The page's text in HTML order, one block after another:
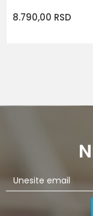
8.790,00 RSD